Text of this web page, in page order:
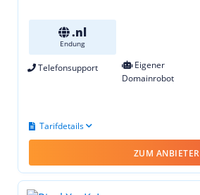
.nl
Endung
Telefonsupport
Eigener
Domainrobot
Tarifdetails
ZUM ANBIETER